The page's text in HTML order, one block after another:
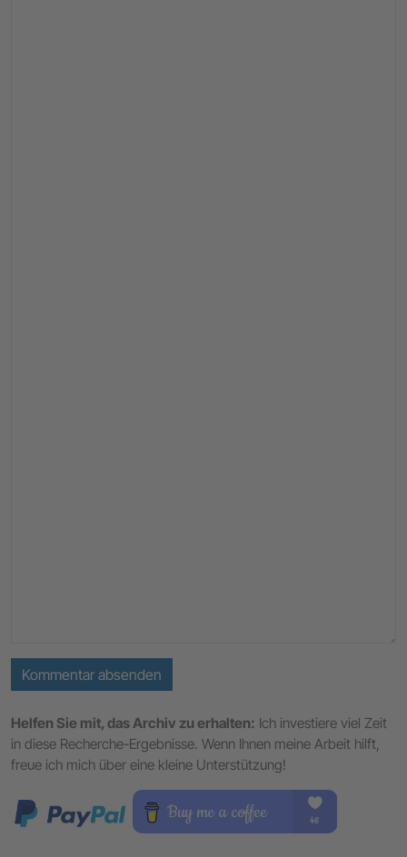
Kommentar absenden
Helfen Sie mit, das Archiv zu erhalten: Ich investiere viel Zeit
in diese Recherche-Ergebnisse. Wenn Ihnen meine Arbeit hilft,
freue ich mich über eine kleine Unterstützung!